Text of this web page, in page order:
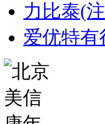
力比泰(
爱优特有